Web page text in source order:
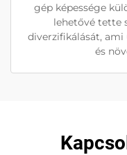
gép képessége
lehetővé tette
diverzifikálását, ami
és